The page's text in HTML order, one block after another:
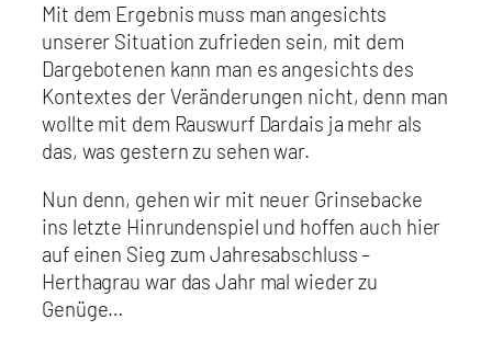
Mit dem Ergebnis muss man angesichts
unserer Situation zufrieden sein, mit dem
Dargebotenen kann man es angesichts des
Kontextes der Veränderungen nicht, denn man
wollte mit dem Rauswurf Dardais ja mehr als
das, was gestern zu sehen war.
Nun denn, gehen wir mit neuer Grinsebacke
ins letzte Hinrundenspiel und hoffen auch hier
auf einen Sieg zum Jahresabschluss –
Herthagrau war das Jahr mal wieder zu
Genüge…